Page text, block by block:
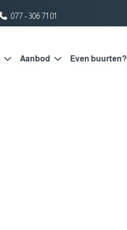
077 - 306 71 01
Aanbod Even buurten?